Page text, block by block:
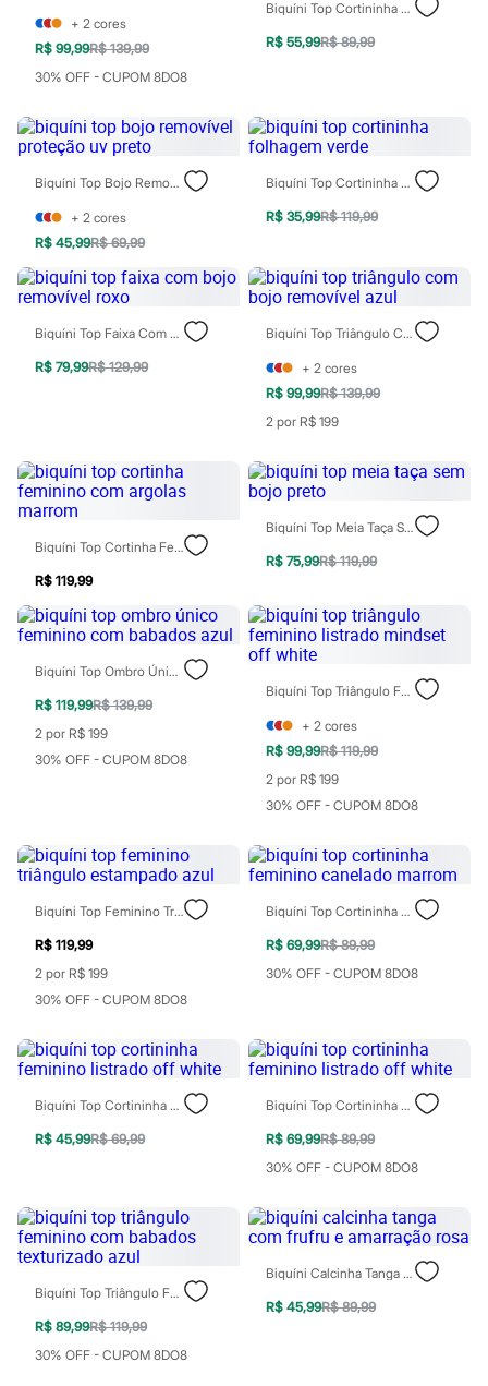
Clock House
Mindset
Yessica
Acessórios
Blusas
Calçados
Leggings
Tops
Moda íntima
Calcinhas
Cintas e Modeladores
Meias
Sutiãs e Tops
Moda praia
Biquínis
Plus size
Blusas e Camisetas
Calças
Casacos e Jaquetas
Jeans
Moda esportiva
Shorts e Saias
Vestidos
Masculino
Em alta
Inverno
Novidades
Roupas
Bermudas
Camisas
Calças
Polos
Acessórios
Bolsas e Mochilas
Chapéus e Bonés
Carteiras
Óculos
Relógios
Calçados
Chinelos
Sapatos
Tênis
Acessórios
Calças
Calçados
Regatas
Moda íntima
Cuecas
Meias
Pijamas
Moda praia
Personagens
+ 2 cores
R$ 99,99R$ 139,99
30% OFF - CUPOM 8DO8
Biquíni Top Cortininha Bojo Removível Floral Proteção Uv Off White
R$ 55,99R$ 89,99
Biquíni Top Bojo Removível Proteção Uv Preto
+ 2 cores
R$ 45,99R$ 69,99
Biquíni Top Cortininha Folhagem Verde
R$ 35,99R$ 119,99
Biquíni Top Faixa Com Bojo Removível Roxo
R$ 79,99R$ 129,99
Biquíni Top Triângulo Com Bojo Removível Azul
+ 2 cores
R$ 99,99R$ 139,99
2 por R$ 199
Biquíni Top Cortinha Feminino Com Argolas Marrom
R$ 119,99
Biquíni Top Meia Taça Sem Bojo Preto
R$ 75,99R$ 119,99
Biquíni Top Ombro Único Feminino Com Babados Azul
R$ 119,99R$ 139,99
2 por R$ 199
30% OFF - CUPOM 8DO8
Biquíni Top Triângulo Feminino Listrado Mindset Off White
+ 2 cores
R$ 99,99R$ 119,99
2 por R$ 199
30% OFF - CUPOM 8DO8
Biquíni Top Feminino Triângulo Estampado Azul
R$ 119,99
2 por R$ 199
30% OFF - CUPOM 8DO8
Biquíni Top Cortininha Feminino Canelado Marrom
R$ 69,99R$ 89,99
30% OFF - CUPOM 8DO8
Biquíni Top Cortininha Feminino Listrado Off White
R$ 45,99R$ 69,99
Biquíni Top Cortininha Feminino Listrado Off White
R$ 69,99R$ 89,99
30% OFF - CUPOM 8DO8
Biquíni Top Triângulo Feminino Com Babados Texturizado Azul
R$ 89,99R$ 119,99
30% OFF - CUPOM 8DO8
Biquíni Calcinha Tanga Com Frufru E Amarração Rosa
R$ 45,99R$ 89,99